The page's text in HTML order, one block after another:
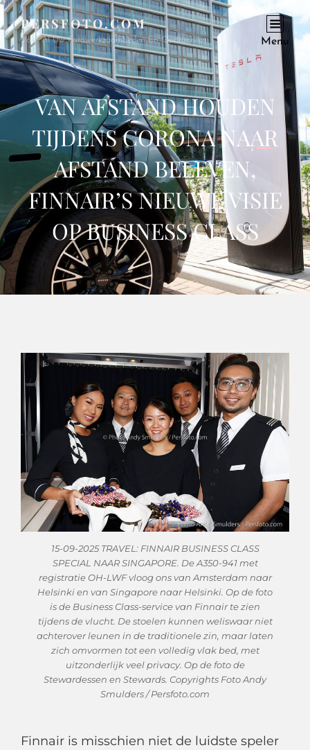
PERSFOTO.COM
Voor Al Uw Fotowerkzaamheden En Opdrachten Menu
VAN AFSTAND HOUDEN
TIJDENS CORONA NAAR
AFSTAND BELEVEN,
FINNAIR’S NIEUWE VISIE
OP BUSINESS CLASS
15-09-2025 TRAVEL: FINNAIR BUSINESS CLASS
SPECIAL NAAR SINGAPORE. De A350-941 met
registratie OH-LWF vloog ons van Amsterdam naar
Helsinki en van Singapore naar Helsinki. Op de foto
is de Business Class-service van Finnair te zien
tijdens de vlucht. De stoelen kunnen weliswaar niet
achterover leunen in de traditionele zin, maar laten
zich omvormen tot een volledig vlak bed, met
uitzonderlijk veel privacy. Op de foto de
Stewardessen en Stewards. Copyrights Foto Andy
Smulders / Persfoto.com
Finnair is misschien niet de luidste speler